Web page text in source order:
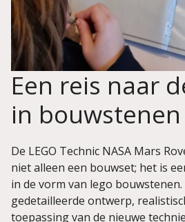
Een reis naar
in bouwstenen
De LEGO Technic NASA Mars
niet alleen een bouwset; het is
in de vorm van lego
gedetailleerde ontwerp,
toepassing van de nieuwe